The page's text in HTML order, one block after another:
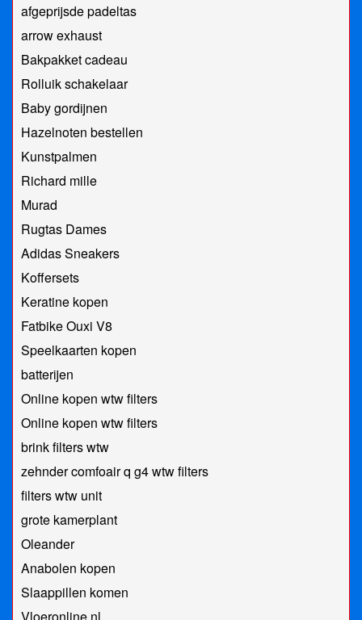
afgeprijsde padeltas
arrow exhaust
Bakpakket cadeau
Rolluik schakelaar
Baby gordijnen
Hazelnoten bestellen
Kunstpalmen
Richard mille
Murad
Rugtas Dames
Adidas Sneakers
Koffersets
Keratine kopen
Fatbike Ouxi V8
Speelkaarten kopen
batterijen
Online kopen wtw filters
Online kopen wtw filters
brink filters wtw
zehnder comfoair q g4 wtw filters
filters wtw unit
grote kamerplant
Oleander
Anabolen kopen
Slaappillen komen
Vloeronline.nl